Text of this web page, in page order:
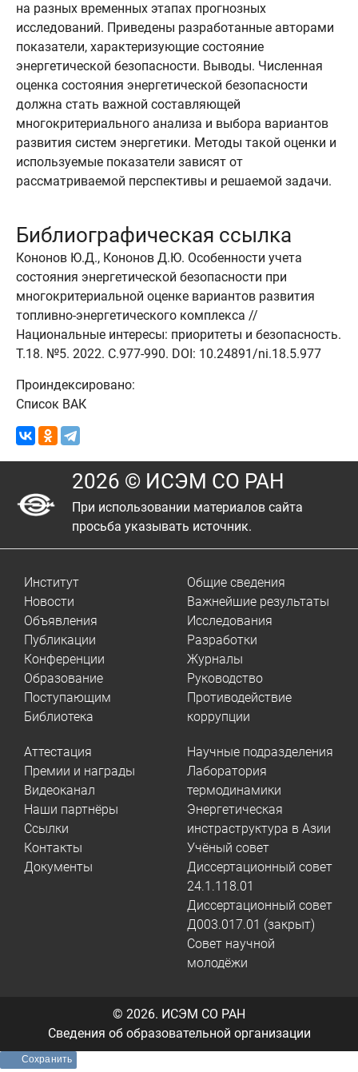
на разных временных этапах прогнозных
исследований. Приведены разработанные авторами
показатели, характеризующие состояние
энергетической безопасности. Выводы. Численная
оценка состояния энергетической безопасности
должна стать важной составляющей
многокритериального анализа и выбора вариантов
развития систем энергетики. Методы такой оценки и
используемые показатели зависят от
рассматриваемой перспективы и решаемой задачи.
Библиографическая ссылка
Кононов Ю.Д., Кононов Д.Ю. Особенности учета
состояния энергетической безопасности при
многокритериальной оценке вариантов развития
топливно-энергетического комплекса //
Национальные интересы: приоритеты и безопасность.
Т.18. №5. 2022. C.977-990. DOI: 10.24891/ni.18.5.977
Проиндексировано:
Список ВАК
2026 © ИСЭМ СО РАН
При использовании материалов сайта
просьба указывать источник.
Институт
Новости
Объявления
Публикации
Конференции
Образование
Поступающим
Библиотека
Общие сведения
Важнейшие результаты
Исследования
Разработки
Журналы
Руководство
Противодействие
коррупции
Аттестация
Премии и награды
Видеоканал
Наши партнёры
Ссылки
Контакты
Документы
Научные подразделения
Лаборатория
термодинамики
Энергетическая
инстраструктура в Азии
Учёный совет
Диссертационный совет
24.1.118.01
Диссертационный совет
Д003.017.01 (закрыт)
Совет научной
молодёжи
© 2026. ИСЭМ СО РАН
Сведения об образовательной организации
Сохранить